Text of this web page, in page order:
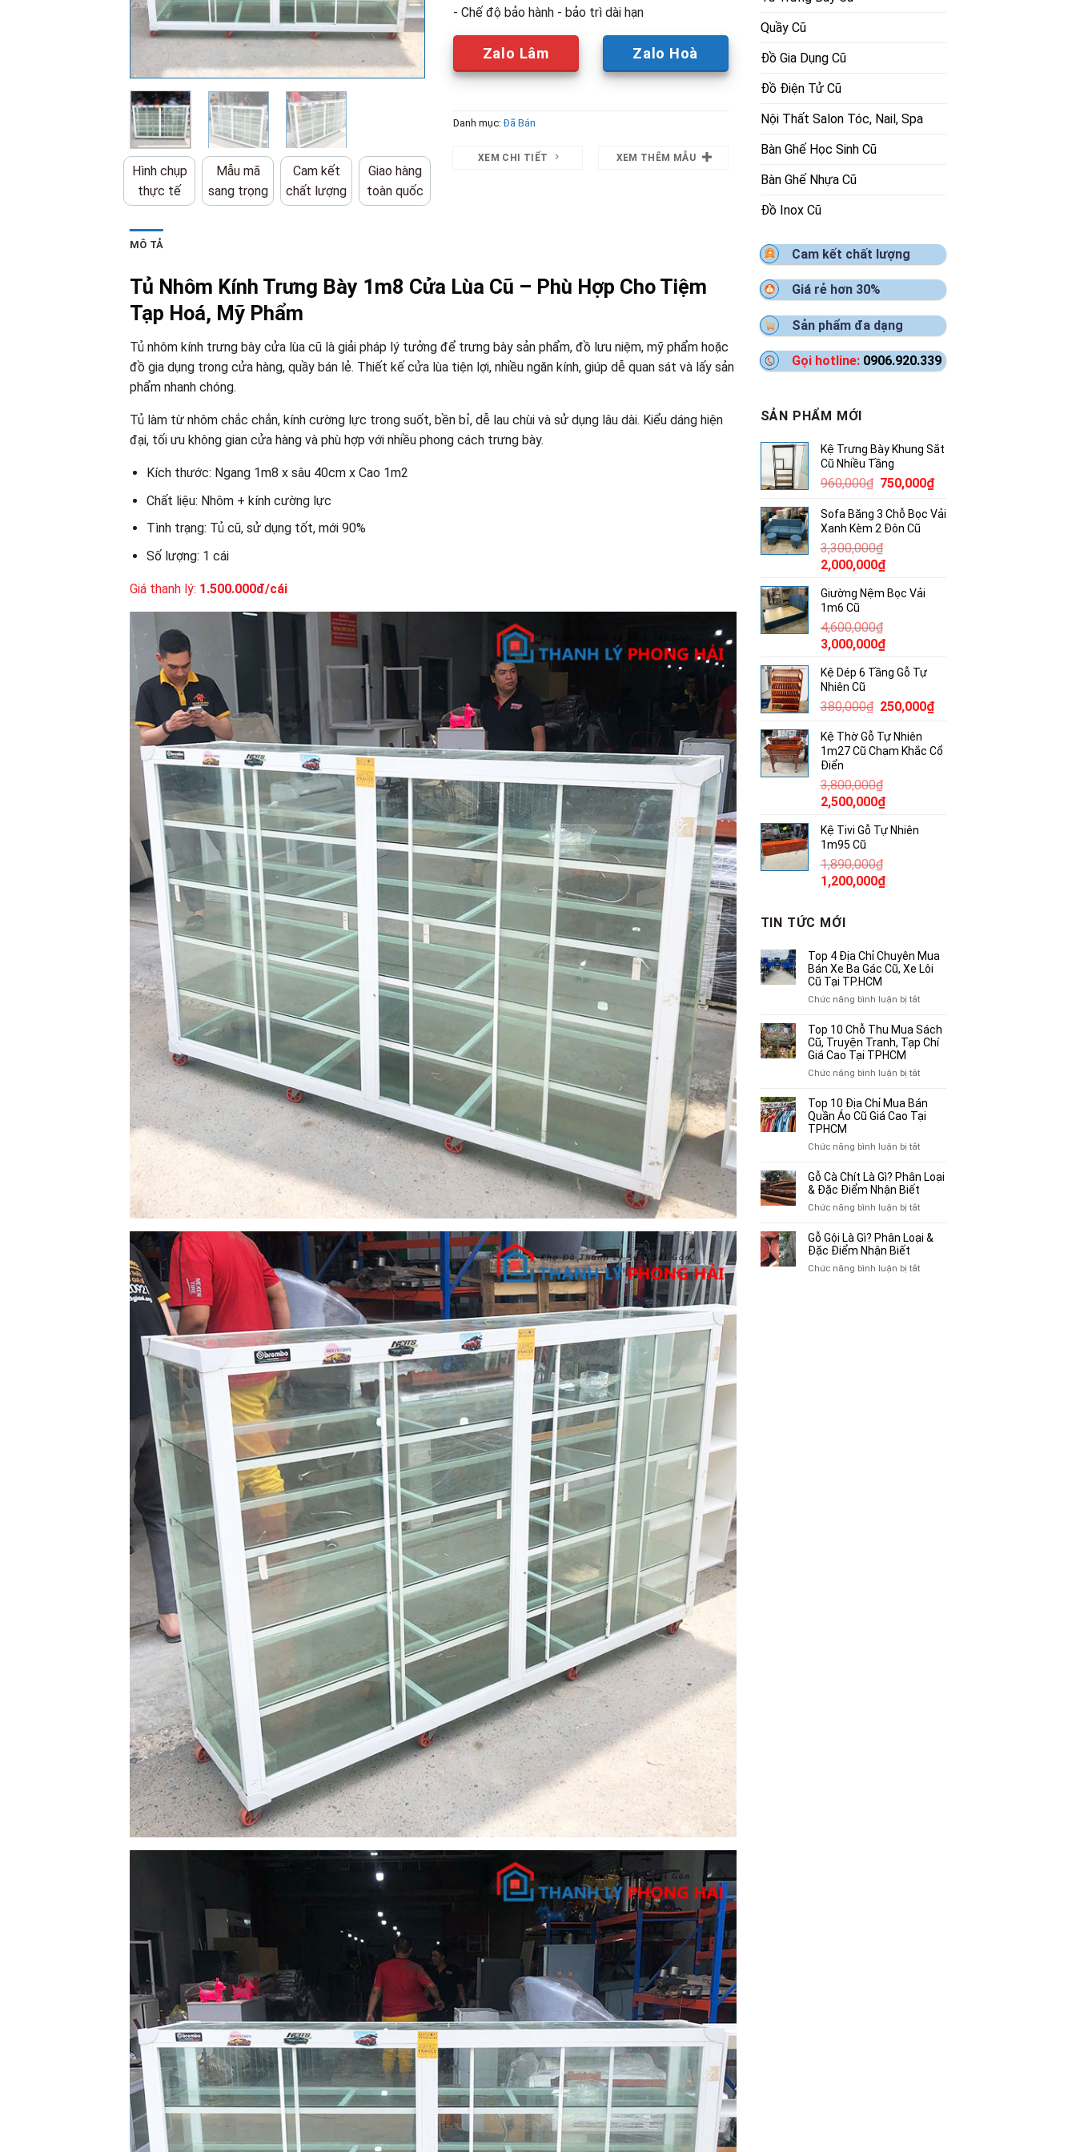
Hình chụp
thực tế
Mẫu mã
sang trọng
Cam kết
chất lượng
Giao hàng
toàn quốc
- Chế độ bảo hành - bảo trì dài hạn
Zalo Lâm Zalo Hoà
Danh mục:Đã Bán
XEM CHI TIẾT XEM THÊM MẪU
MÔ TẢ
Tủ Nhôm Kính Trưng Bày 1m8 Cửa Lùa Cũ – Phù Hợp Cho Tiệm
Tạp Hoá, Mỹ Phẩm
Tủ nhôm kính trưng bày cửa lùa cũ là giải pháp lý tưởng để trưng bày sản phẩm, đồ lưu niệm, mỹ phẩm hoặc
đồ gia dụng trong cửa hàng, quầy bán lẻ. Thiết kế cửa lùa tiện lợi, nhiều ngăn kính, giúp dễ quan sát và lấy sản
phẩm nhanh chóng.
Tủ làm từ nhôm chắc chắn, kính cường lực trong suốt, bền bỉ, dễ lau chùi và sử dụng lâu dài. Kiểu dáng hiện
đại, tối ưu không gian cửa hàng và phù hợp với nhiều phong cách trưng bày.
Kích thước: Ngang 1m8 x sâu 40cm x Cao 1m2
Chất liệu: Nhôm + kính cường lực
Tình trạng: Tủ cũ, sử dụng tốt, mới 90%
Số lượng: 1 cái
Giá thanh lý: 1.500.000đ/cái
Quầy Cũ
Đồ Gia Dụng Cũ
Đồ Điện Tử Cũ
Nội Thất Salon Tóc, Nail, Spa
Bàn Ghế Học Sinh Cũ
Bàn Ghế Nhựa Cũ
Đồ Inox Cũ
Cam kết chất lượng
Giá rẻ hơn 30%
Sản phẩm đa dạng
Gọi hotline: 0906.920.339
SẢN PHẨM MỚI
Kệ Trưng Bày Khung Sắt
Cũ Nhiều Tầng
960,000₫ Giá
là:
960,000₫.
750,000₫Giá
tại
Sofa Băng 3 Chỗ Bọc Vải
Xanh Kèm 2 Đôn Cũ
3,300,000₫
Giá
là:
3,300,000₫.
2,000,000₫Giá
tại
Giường Nệm Bọc Vải
1m6 Cũ
4,600,000₫
Giá
là:
4,600,000₫.
3,000,000₫Giá
tại
3,000,000₫.
Kệ Dép 6 Tầng Gỗ Tự
Nhiên Cũ
380,000₫ Giá
là:
380,000₫.
250,000₫Giá
là:
Kệ Thờ Gỗ Tự Nhiên
1m27 Cũ Chạm Khắc Cổ
Điển
3,800,000₫
Giá
là:
3,800,000₫.
2,500,000₫Giá
tại
Kệ Tivi Gỗ Tự Nhiên
1m95 Cũ
1,890,000₫
Giá
là:
1,890,000₫.
1,200,000₫Giá
1,200,000₫.
TIN TỨC MỚI
Top 4 Địa Chỉ Chuyên Mua
Bán Xe Ba Gác Cũ, Xe Lôi
Cũ Tại TP.HCM
Chức năng bình luận bị tắtở
4
Địa
Xe
Ba
Cũ,
Lôi
Cũ
Tại
Top 10 Chỗ Thu Mua Sách
Cũ, Truyện Tranh, Tạp Chí
Giá Cao Tại TPHCM
Chức năng bình luận bị tắtở
10
Chỗ
Truyện
Tranh,
Tạp
Giá
Tại
Top 10 Địa Chỉ Mua Bán
Quần Áo Cũ Giá Cao Tại
TPHCM
Chức năng bình luận bị tắtở
10
Địa
Mua
Quần
Cũ
Gỗ Cà Chít Là Gì? Phân Loại
& Đặc Điểm Nhận Biết
Chức năng bình luận bị tắtở
Cà
Gì?
Gỗ Gội Là Gì? Phân Loại &
Đặc Điểm Nhận Biết
Chức năng bình luận bị tắtở